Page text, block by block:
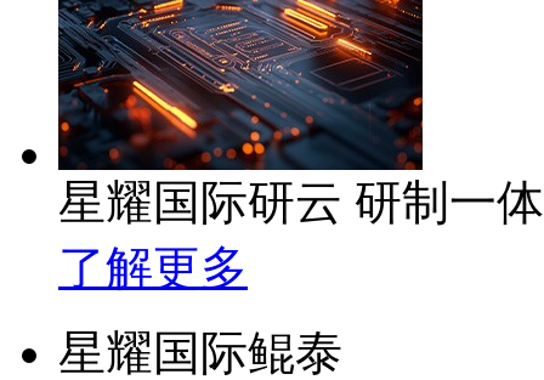
星耀国际研云 研制一
了解更多
星耀国际鲲泰